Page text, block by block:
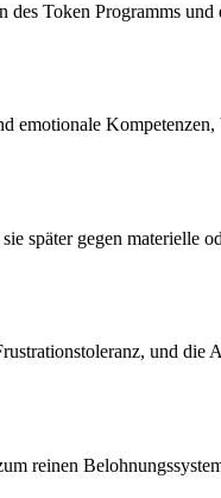
Token Programms
emotionale
später gegen materielle
und die
reinen